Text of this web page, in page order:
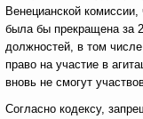
Венецианской
была бы прекращена за
должностей, в том
право на участие в
вновь не смогут
Согласно кодексу,